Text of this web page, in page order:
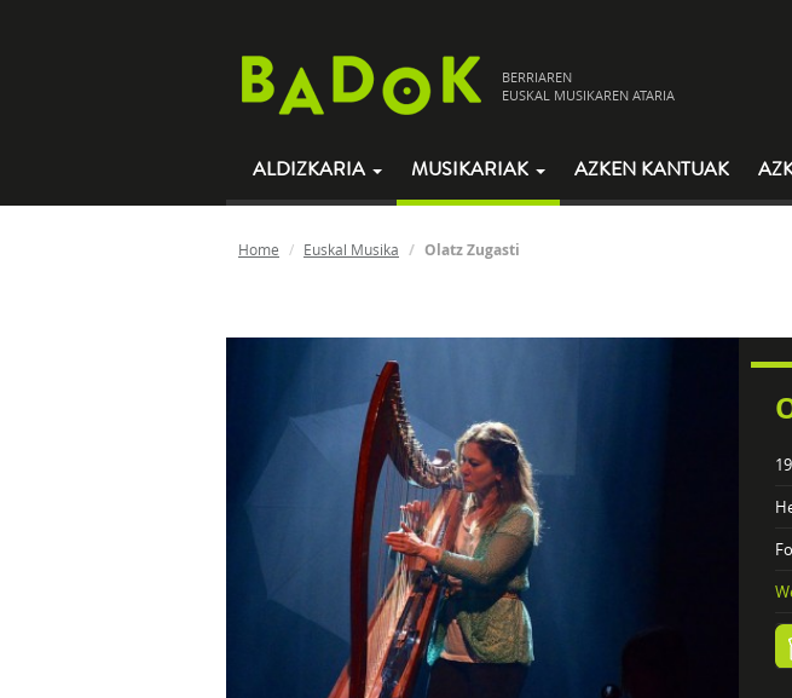
BERRIAREN
EUSKAL MUSIKAREN ATARIA
ALDIZKARIA MUSIKARIAK AZKEN KANTUAK
Home Euskal Musika Olatz Zugasti